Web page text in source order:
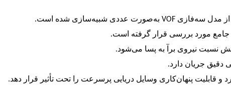
از مدل سه‌فازی به‌صورت عددی شبیه‌سازی شده است.
جامع مورد بررسی قرار گرفته است.
نسبت نیروی برآ به پسا می‌شود.
دقیق جریان دارد.
پنهان‌کاری وسایل دریایی پرسرعت را تحت تأثیر قرار دهد.